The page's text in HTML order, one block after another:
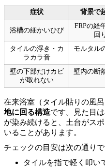
症状 背景で
浴槽の細かいひび
FRPの経
回
タイルの浮き・カ
ラカラ音
モルタル
壁の下部だけカビ
が取れない
壁内の断
在来浴室（タイル貼りの風呂
地に回る構造です。見た目
が染み続けると、土台がス
いることがあります。
チェックの目安は次の通りで
タイルを指で軽く叩い